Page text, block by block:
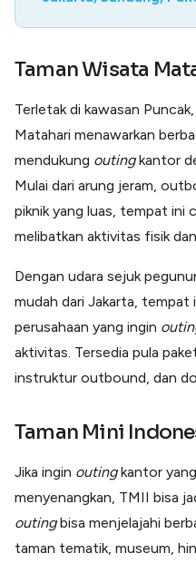
Taman Wisata
Terletak di kawasan
Matahari menawarkan
mendukung outingkantor
Mulai dari arung jeram,
piknik yang luas, tempat ini
melibatkan aktivitas fisik
Dengan udara sejuk
mudah dari Jakarta, tempat
perusahaan yang ingin
aktivitas. Tersedia pula
instruktur outbound, dan
Taman Mini
Jika ingin outingkantor
menyenangkan, TMII bisa
outingbisa menjelajahi
taman tematik, museum,